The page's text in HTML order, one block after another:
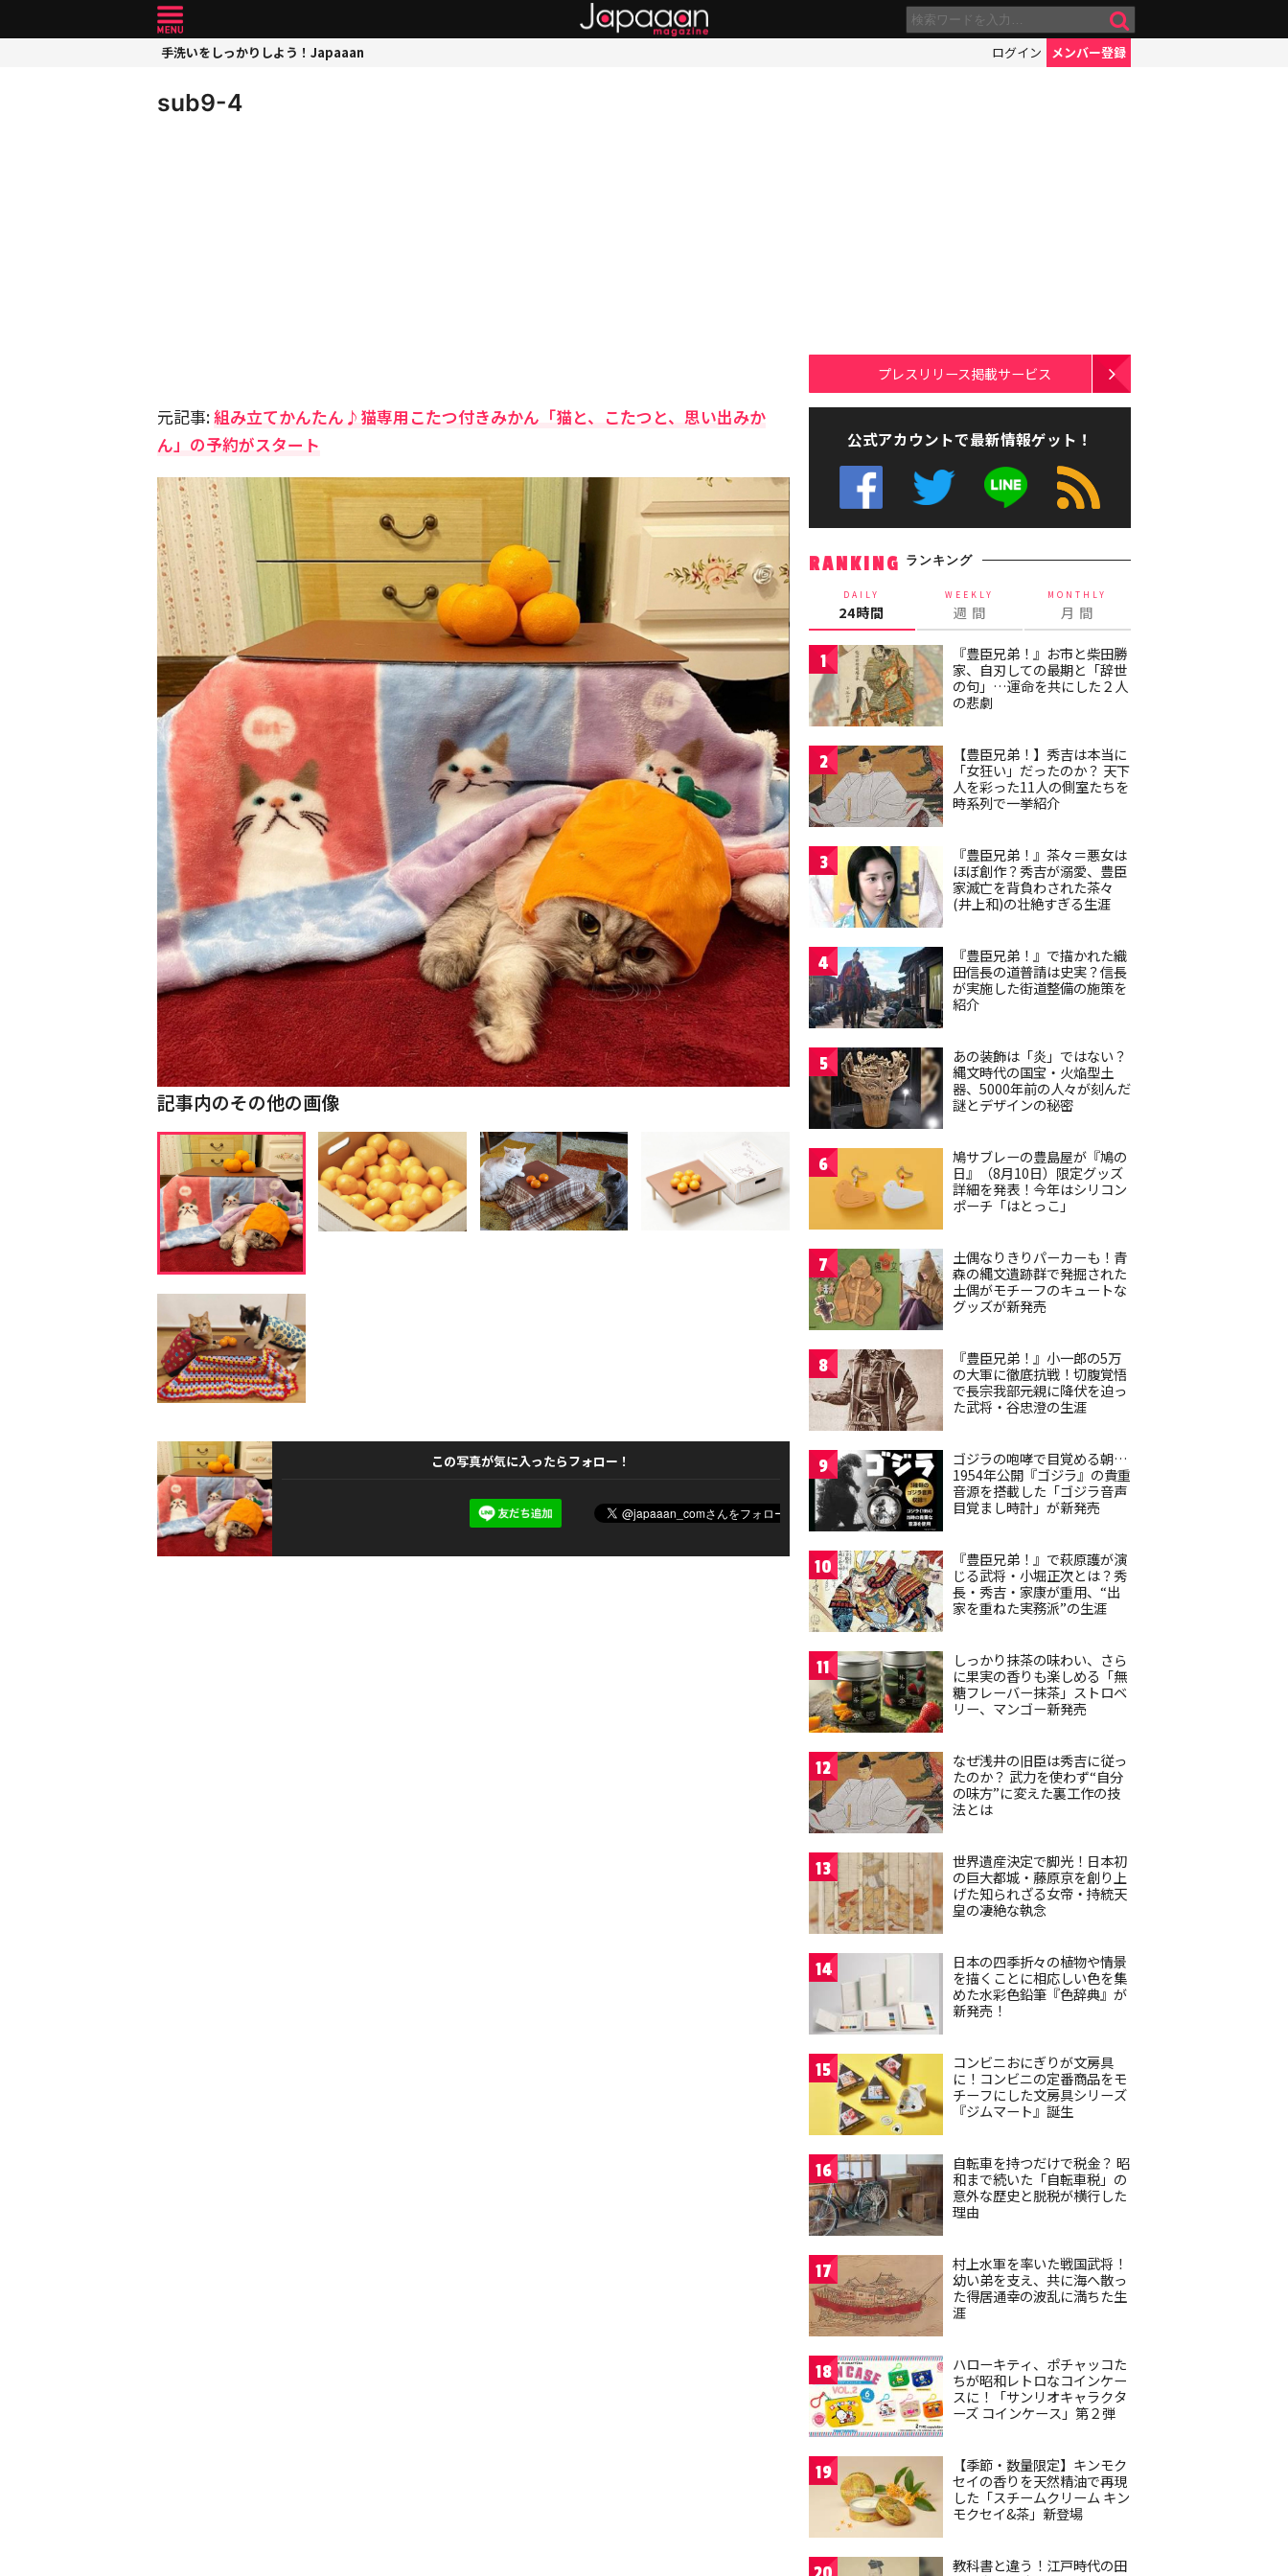
手洗いをしっかりしよう！Japaaan ログイン メンバー登録
sub9-4
元記事:組み立てかんたん♪猫専用こたつ付きみかん「猫と、こたつと、思い出みか
ん」の予約がスタート
記事内のその他の画像
この写真が気に入ったらフォロー！
プレスリリース掲載サービス
公式アカウントで最新情報ゲット！
RANKING ランキング
DAILY
24時間
WEEKLY
週 間
MONTHLY
月 間
1
『豊臣兄弟！』お市と柴田勝
家、自刃しての最期と「辞世
の句」…運命を共にした２人
の悲劇
2
【豊臣兄弟！】秀吉は本当に
「女狂い」だったのか？ 天下
人を彩った11人の側室たちを
時系列で一挙紹介
3
『豊臣兄弟！』茶々＝悪女は
ほぼ創作？秀吉が溺愛、豊臣
家滅亡を背負わされた茶々
(井上和)の壮絶すぎる生涯
4
『豊臣兄弟！』で描かれた織
田信長の道普請は史実？信長
が実施した街道整備の施策を
紹介
5
あの装飾は「炎」ではない？
縄文時代の国宝・火焔型土
器、5000年前の人々が刻んだ
謎とデザインの秘密
6
鳩サブレーの豊島屋が『鳩の
日』（8月10日）限定グッズ
詳細を発表！今年はシリコン
ポーチ「はとっこ」
7
土偶なりきりパーカーも！青
森の縄文遺跡群で発掘された
土偶がモチーフのキュートな
グッズが新発売
8
『豊臣兄弟！』小一郎の5万
の大軍に徹底抗戦！切腹覚悟
で長宗我部元親に降伏を迫っ
た武将・谷忠澄の生涯
9
ゴジラの咆哮で目覚める朝…
1954年公開『ゴジラ』の貴重
音源を搭載した「ゴジラ音声
目覚まし時計」が新発売
10
『豊臣兄弟！』で萩原護が演
じる武将・小堀正次とは？秀
長・秀吉・家康が重用、“出
家を重ねた実務派”の生涯
11
しっかり抹茶の味わい、さら
に果実の香りも楽しめる「無
糖フレーバー抹茶」ストロベ
リー、マンゴー新発売
12
なぜ浅井の旧臣は秀吉に従っ
たのか？ 武力を使わず“自分
の味方”に変えた裏工作の技
法とは
13
世界遺産決定で脚光！日本初
の巨大都城・藤原京を創り上
げた知られざる女帝・持統天
皇の凄絶な執念
14
日本の四季折々の植物や情景
を描くことに相応しい色を集
めた水彩色鉛筆『色辞典』が
新発売！
15
コンビニおにぎりが文房具
に！コンビニの定番商品をモ
チーフにした文房具シリーズ
『ジムマート』誕生
16
自転車を持つだけで税金？ 昭
和まで続いた「自転車税」の
意外な歴史と脱税が横行した
理由
17
村上水軍を率いた戦国武将！
幼い弟を支え、共に海へ散っ
た得居通幸の波乱に満ちた生
涯
18
ハローキティ、ポチャッコた
ちが昭和レトロなコインケー
スに！「サンリオキャラクタ
ーズ コインケース」第２弾
19
【季節・数量限定】キンモク
セイの香りを天然精油で再現
した「スチームクリーム キン
モクセイ&茶」新登場
教科書と違う！江戸時代の田